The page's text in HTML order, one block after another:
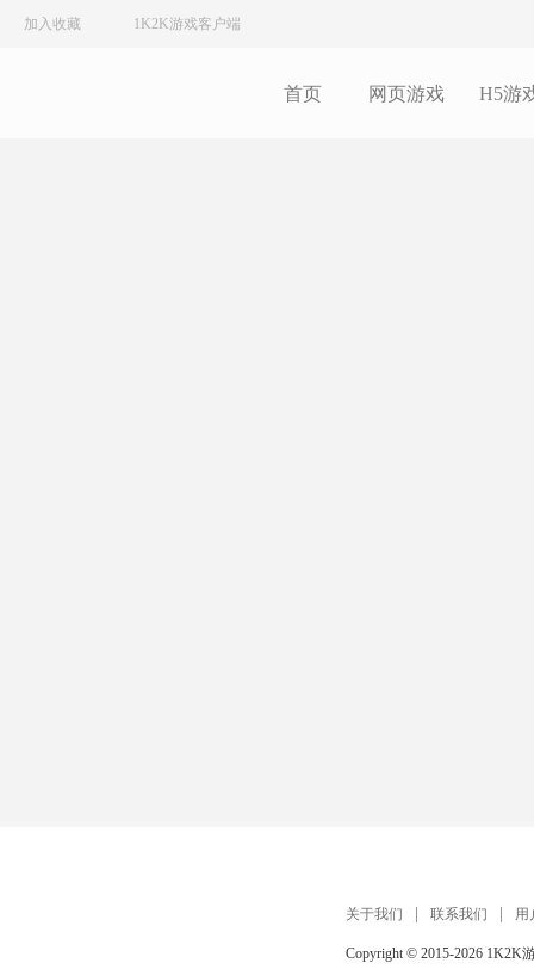
加入收藏 1K2K游戏客户端
首页 网页游戏 H5游
关于我们 联系我们 用
Copyright © 2015-2026 1K2K